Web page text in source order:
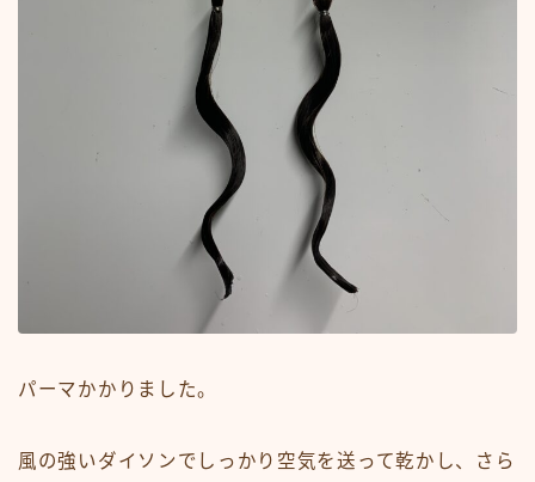
パーマかかりました。
風の強いダイソンでしっかり空気を送って乾かし、さら